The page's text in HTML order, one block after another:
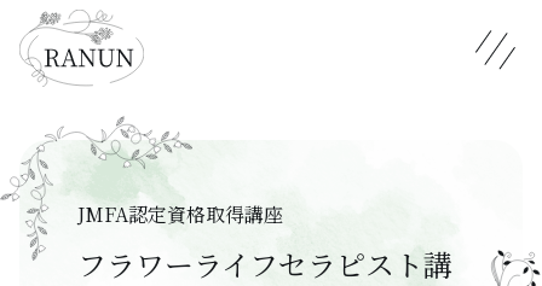
フラワーライフセラピスト講
JMFA認定資格取得講座